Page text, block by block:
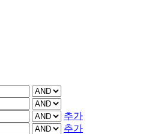
추가
추가